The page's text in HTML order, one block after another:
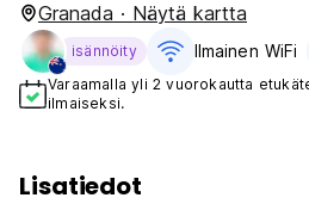
Granada · Näytä kartta
isännöity Ilmainen WiFi
Varaamalla yli 2 vuorokautta
ilmaiseksi.
Lisatiedot